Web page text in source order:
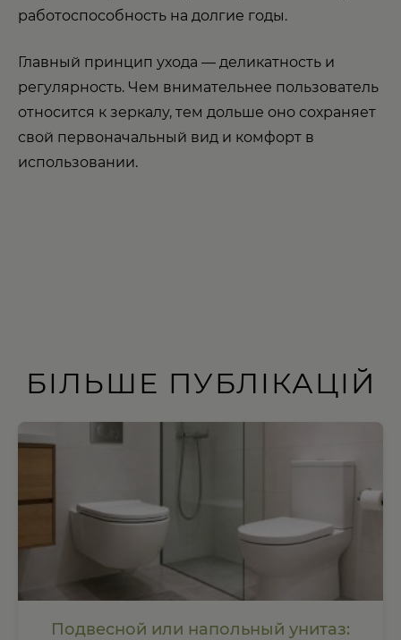
работоспособность на долгие годы.
Главный принцип ухода — деликатность и
регулярность. Чем внимательнее пользователь
относится к зеркалу, тем дольше оно сохраняет
свой первоначальный вид и комфорт в
использовании.
БІЛЬШЕ ПУБЛІКАЦІЙ
Подвесной или напольный унитаз: